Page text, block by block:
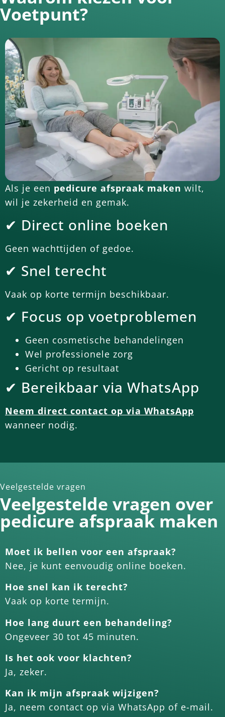
Voetpunt?
Als je een pedicure afspraak maken wilt,
wil je zekerheid en gemak.
✔ Direct online boeken
Geen wachttijden of gedoe.
✔ Snel terecht
Vaak op korte termijn beschikbaar.
✔ Focus op voetproblemen
Geen cosmetische behandelingen
Wel professionele zorg
Gericht op resultaat
✔ Bereikbaar via WhatsApp
Neem direct contact op via WhatsApp
wanneer nodig.
Veelgestelde vragen
Veelgestelde vragen over
pedicure afspraak maken
Moet ik bellen voor een afspraak?
Nee, je kunt eenvoudig online boeken.
Hoe snel kan ik terecht?
Vaak op korte termijn.
Hoe lang duurt een behandeling?
Ongeveer 30 tot 45 minuten.
Is het ook voor klachten?
Ja, zeker.
Kan ik mijn afspraak wijzigen?
Ja, neem contact op via WhatsApp of e-mail.